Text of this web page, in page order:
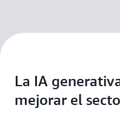
La IA
mejorar el